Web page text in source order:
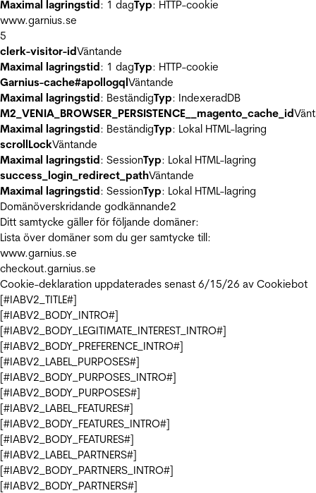
Maximal lagringstid: 1 dagTyp: HTTP-cookie
www.garnius.se
5
clerk-visitor-idVäntande
Maximal lagringstid: 1 dagTyp: HTTP-cookie
Garnius-cache#apollogqlVäntande
Maximal lagringstid: BeständigTyp: IndexeradDB
M2_VENIA_BROWSER_PERSISTENCE__magento_cache_id
Maximal lagringstid: BeständigTyp: Lokal HTML-lagring
scrollLockVäntande
Maximal lagringstid: SessionTyp: Lokal HTML-lagring
success_login_redirect_pathVäntande
Maximal lagringstid: SessionTyp: Lokal HTML-lagring
Domänöverskridande godkännande2
Ditt samtycke gäller för följande domäner:
Lista över domäner som du ger samtycke till:
www.garnius.se
checkout.garnius.se
Cookie-deklaration uppdaterades senast 6/15/26 av Cookiebot
[#IABV2_TITLE#]
[#IABV2_BODY_INTRO#]
[#IABV2_BODY_LEGITIMATE_INTEREST_INTRO#]
[#IABV2_BODY_PREFERENCE_INTRO#]
[#IABV2_LABEL_PURPOSES#]
[#IABV2_BODY_PURPOSES_INTRO#]
[#IABV2_BODY_PURPOSES#]
[#IABV2_LABEL_FEATURES#]
[#IABV2_BODY_FEATURES_INTRO#]
[#IABV2_BODY_FEATURES#]
[#IABV2_LABEL_PARTNERS#]
[#IABV2_BODY_PARTNERS_INTRO#]
[#IABV2_BODY_PARTNERS#]